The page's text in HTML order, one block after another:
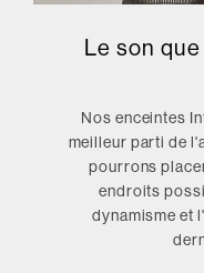
Le son
Nos enceintes
meilleur parti de
pourrons
endroits
dynamisme et